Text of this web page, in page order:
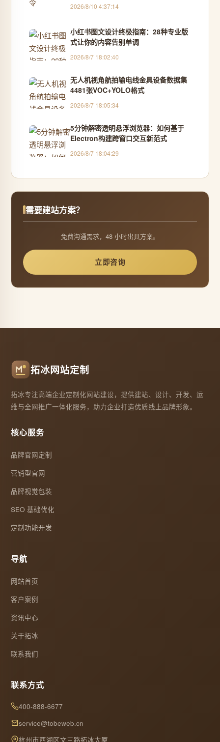
2026/8/10 4:37:14
小红书图文设计终极指南：28种专业版
式让你的内容告别单调
2026/8/7 18:02:40
无人机视角航拍输电线金具设备数据集
4481张VOC+YOLO格式
2026/8/7 18:05:34
5分钟解密透明悬浮浏览器：如何基于
Electron构建跨窗口交互新范式
2026/8/7 18:04:29
需要建站方案？
免费沟通需求，48 小时出具方案。
立即咨询
拓冰网站定制
拓冰专注高端企业定制化网站建设，提供建站、设计、开发、运
维与全网推广一体化服务，助力企业打造优质线上品牌形象。
核心服务
品牌官网定制
营销型官网
品牌视觉包装
SEO 基础优化
定制功能开发
导航
网站首页
客户案例
资讯中心
关于拓冰
联系我们
联系方式
400-888-6677
service@tobeweb.cn
杭州市西湖区文三路拓冰大厦